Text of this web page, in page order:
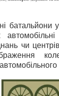
батальйони
чи